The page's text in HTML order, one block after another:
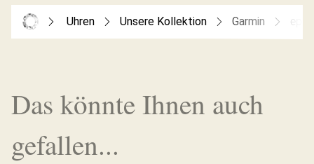
Uhren Unsere Kollektion Garmin epix
Das könnte Ihnen auch
gefallen...